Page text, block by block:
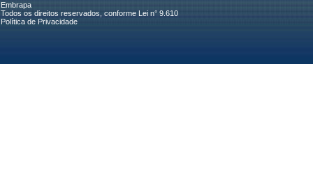
Embrapa
Todos os direitos reservados, conforme Lei n° 9.610
Política de Privacidade